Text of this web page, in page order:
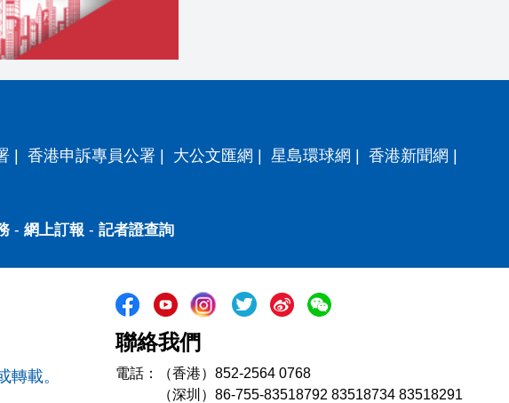
香港申訴專員公署 大公文匯網 星島環球網 香港新聞網
- 網上訂報 - 記者證查詢
轉載。
聯絡我們
電話：（香港）852-2564 0768
（深圳）86-755-83518792 83518734 83518291